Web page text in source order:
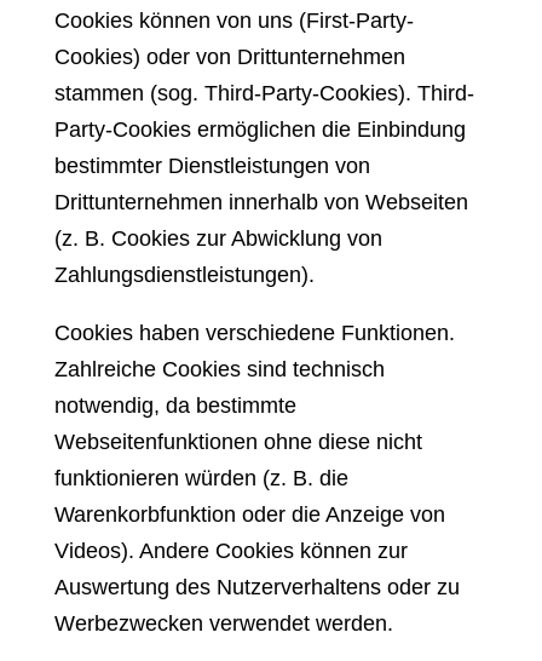
Cookies können von uns (First-Party-
Cookies) oder von Drittunternehmen
stammen (sog. Third-Party-Cookies). Third-
Party-Cookies ermöglichen die Einbindung
bestimmter Dienstleistungen von
Drittunternehmen innerhalb von Webseiten
(z. B. Cookies zur Abwicklung von
Zahlungsdienstleistungen).
Cookies haben verschiedene Funktionen.
Zahlreiche Cookies sind technisch
notwendig, da bestimmte
Webseitenfunktionen ohne diese nicht
funktionieren würden (z. B. die
Warenkorbfunktion oder die Anzeige von
Videos). Andere Cookies können zur
Auswertung des Nutzerverhaltens oder zu
Werbezwecken verwendet werden.